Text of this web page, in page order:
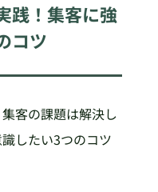
践！集客に強
コツ
客の課題は解決し
したい3つのコツ